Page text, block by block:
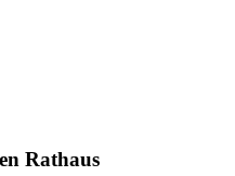
Rathaus